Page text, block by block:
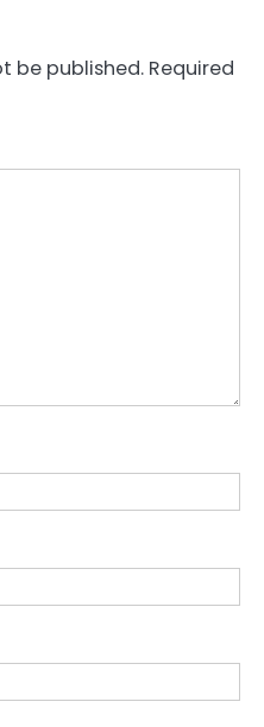
be published. Required